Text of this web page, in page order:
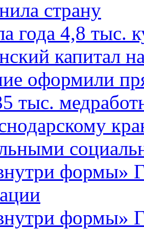
страну
года 4,8 тыс.
капитал
оформили
тыс.
формы»
формы»